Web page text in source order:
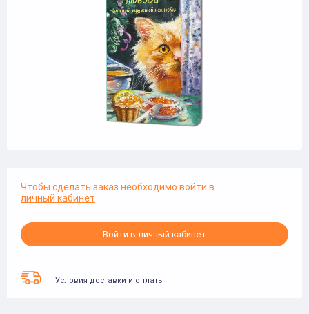
Чтобы сделать заказ необходимо войти в
личный кабинет
Войти в личный кабинет
Условия доставки и оплаты